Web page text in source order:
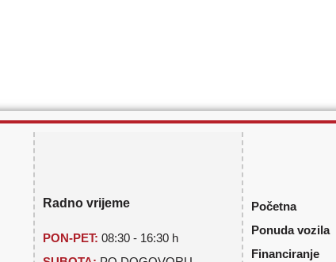
Radno vrijeme
PON-PET:08:30 - 16:30 h
Početna
Ponuda vozila
Financiranje